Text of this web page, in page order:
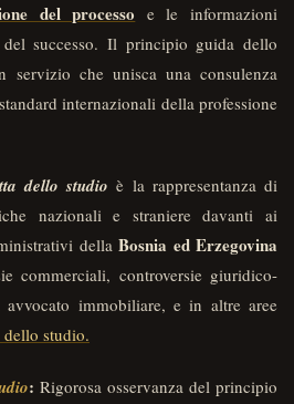
del processo e le informazioni
successo. Il principio guida dello
servizio che unisca una consulenza
internazionali della professione
dello studio è la rappresentanza di
nazionali e straniere davanti ai
della Bosnia ed Erzegovina
commerciali, controversie giuridico-
immobiliare, e in altre aree
studio.
: Rigorosa osservanza del principio